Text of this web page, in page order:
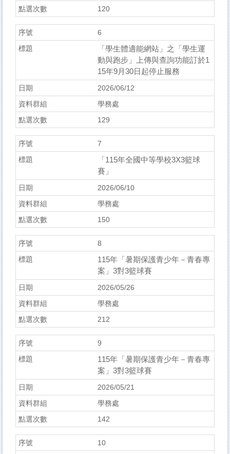
120
6
「學生體適能網站」之「學生運
動與跑步」上傳與查詢功能訂於1
15年9月30日起停止服務
2026/06/12
學務處
129
7
「115年全國中等學校3X3籃球
賽」
2026/06/10
學務處
150
8
115年「暑期保護青少年－青春專
案」3對3籃球賽
2026/05/26
學務處
212
9
115年「暑期保護青少年－青春專
案」3對3籃球賽
2026/05/21
學務處
142
10